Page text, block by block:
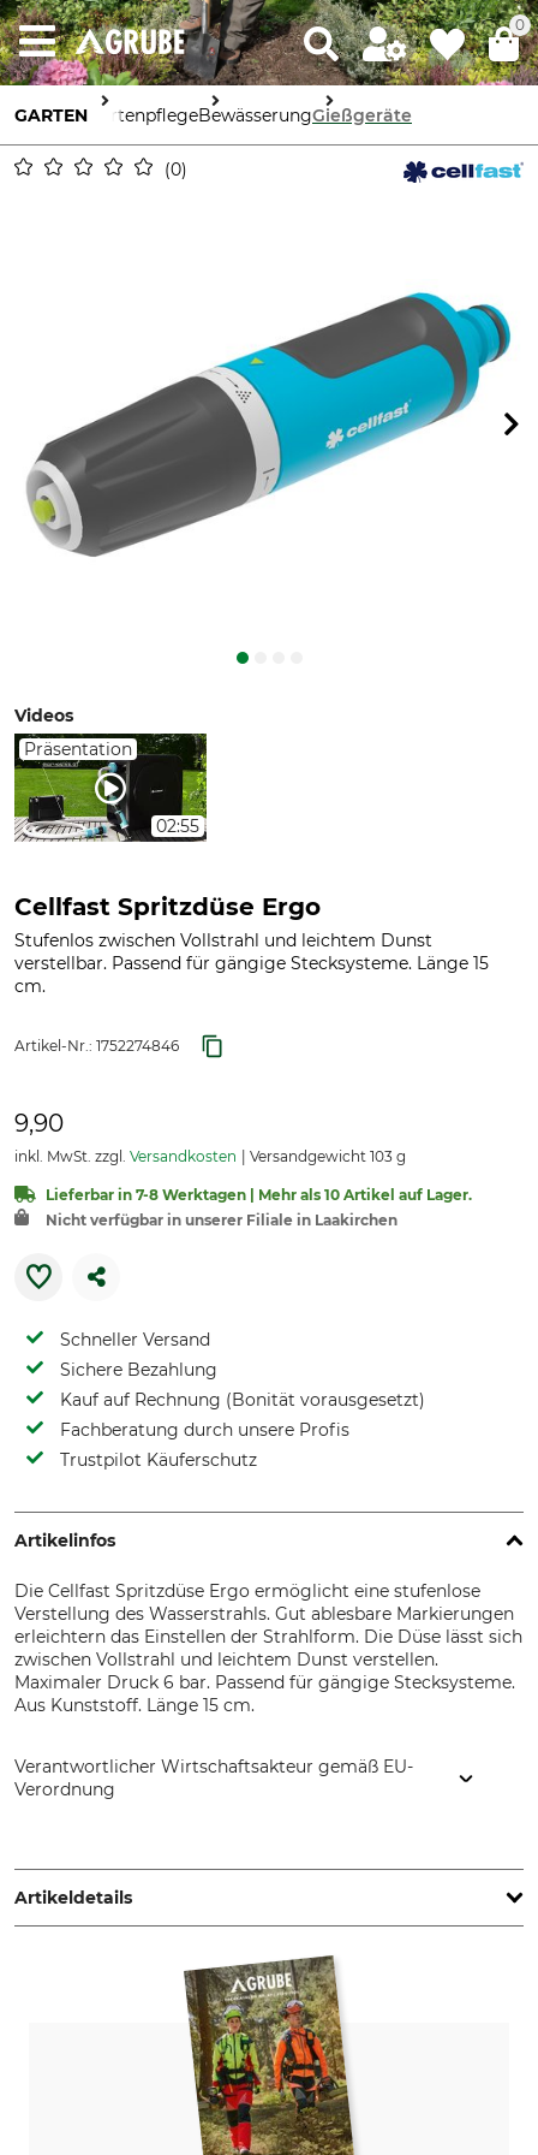
0
GARTEN GartenpflegeBewässerungGießgeräte
0
Videos
Präsentation
02:55
Cellfast Spritzdüse Ergo
Stufenlos zwischen Vollstrahl und leichtem Dunst
verstellbar. Passend für gängige Stecksysteme. Länge 15
cm.
Artikel-Nr.: 1752274846
9,90
inkl. MwSt. zzgl. Versandkosten Versandgewicht 103 g
Lieferbar in 7-8 Werktagen | Mehr als 10 Artikel auf Lager.
Nicht verfügbar in unserer Filiale in Laakirchen
Schneller Versand
Sichere Bezahlung
Kauf auf Rechnung (Bonität vorausgesetzt)
Fachberatung durch unsere Profis
Trustpilot Käuferschutz
Artikelinfos
Die Cellfast Spritzdüse Ergo ermöglicht eine stufenlose
Verstellung des Wasserstrahls. Gut ablesbare Markierungen
erleichtern das Einstellen der Strahlform. Die Düse lässt sich
zwischen Vollstrahl und leichtem Dunst verstellen.
Maximaler Druck 6 bar. Passend für gängige Stecksysteme.
Aus Kunststoff. Länge 15 cm.
Verantwortlicher Wirtschaftsakteur gemäß EU-
Verordnung
Poland, www.cellfast.de
Artikeldetails
Produkttyp
Spritzdüse
Modellbezeichnung
Herstellung
Made in Poland